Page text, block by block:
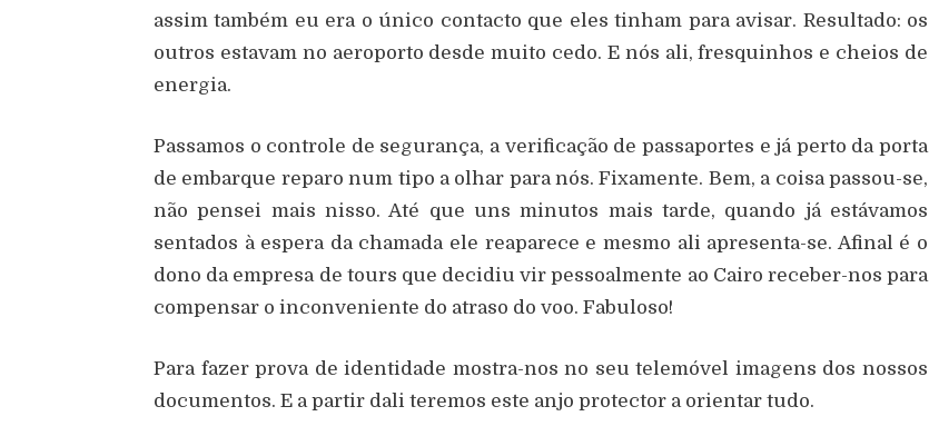
assim também eu era o único contacto que eles tinham para avisar. Resultado: os
outros estavam no aeroporto desde muito cedo. E nós ali, fresquinhos e cheios de
energia.
Passamos o controle de segurança, a verificação de passaportes e já perto da porta
de embarque reparo num tipo a olhar para nós. Fixamente. Bem, a coisa passou-se,
não pensei mais nisso. Até que uns minutos mais tarde, quando já estávamos
sentados à espera da chamada ele reaparece e mesmo ali apresenta-se. Afinal é o
dono da empresa de tours que decidiu vir pessoalmente ao Cairo receber-nos para
compensar o inconveniente do atraso do voo. Fabuloso!
Para fazer prova de identidade mostra-nos no seu telemóvel imagens dos nossos
documentos. E a partir dali teremos este anjo protector a orientar tudo.